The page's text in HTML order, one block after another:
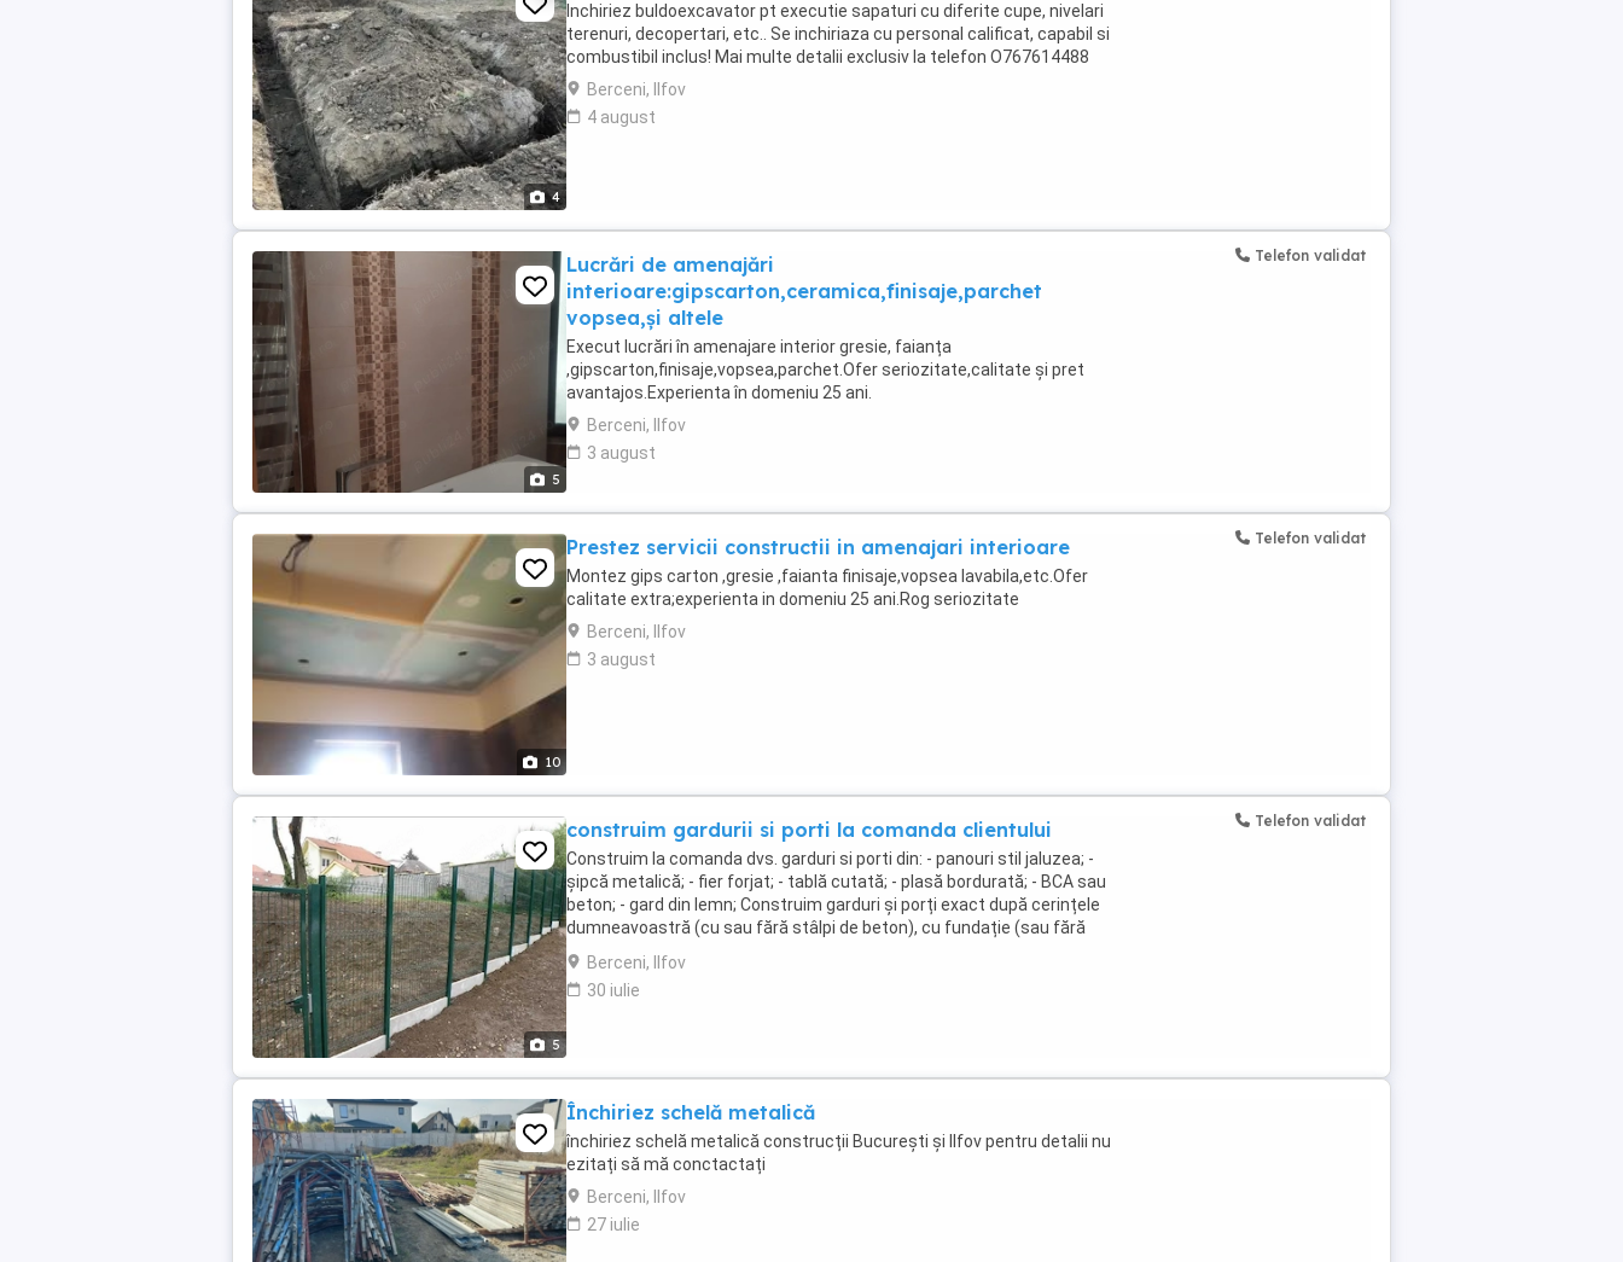
4
Inchiriez buldoexcavator pt executie sapaturi cu diferite cupe, nivelari
terenuri, decopertari, etc.. Se inchiriaza cu personal calificat, capabil si
combustibil inclus! Mai multe detalii exclusiv la telefon O767614488
Berceni, Ilfov
4 august
5
Lucrări de amenajări
interioare:gipscarton,ceramica,finisaje,parchet
vopsea,și altele
Execut lucrări în amenajare interior gresie, faianța
,gipscarton,finisaje,vopsea,parchet.Ofer seriozitate,calitate și pret
avantajos.Experienta în domeniu 25 ani.
Berceni, Ilfov
3 august
Telefon validat
10
Prestez servicii constructii in amenajari interioare
Montez gips carton ,gresie ,faianta finisaje,vopsea lavabila,etc.Ofer
calitate extra;experienta in domeniu 25 ani.Rog seriozitate
Berceni, Ilfov
3 august
Telefon validat
5
construim gardurii si porti la comanda clientului
Construim la comanda dvs. garduri si porti din: - panouri stil jaluzea; -
șipcă metalică; - fier forjat; - tablă cutată; - plasă bordurată; - BCA sau
beton; - gard din lemn; Construim garduri și porți exact după cerințele
dumneavoastră (cu sau fără stâlpi de beton), cu fundație (sau fără
fundație la ...
Berceni, Ilfov
30 iulie
Telefon validat
Închiriez schelă metalică
închiriez schelă metalică construcții București și Ilfov pentru detalii nu
ezitați să mă conctactați
Berceni, Ilfov
27 iulie